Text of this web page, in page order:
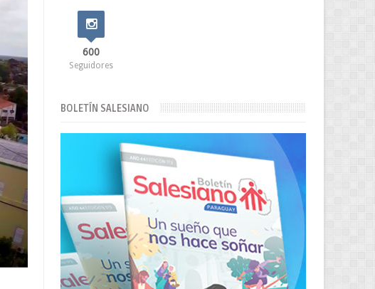
600
Seguidores
BOLETÍN SALESIANO